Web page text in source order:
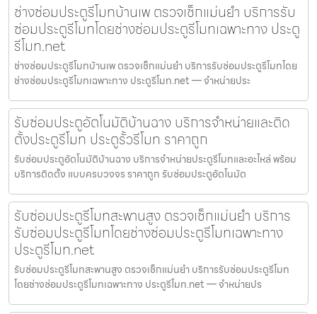
ช่างซ่อมประตูรีโมทบ้านเพ ตรวจเช็กแม่นยำ บริการรับ
ซ่อมประตูรีโมทโดยช่างซ่อมประตูรีโมทเฉพาะทาง ประตู
รีโมท.net
ช่างซ่อมประตูรีโมทบ้านเพ ตรวจเช็กแม่นยำ บริการรับซ่อมประตูรีโมทโดย
ช่างซ่อมประตูรีโมทเฉพาะทาง ประตูรีโมท.net — จำหน่ายประ
รับซ่อมประตูอัตโนมัติบ้านฉาง บริการจำหน่ายและติด
ตั้งประตูรีโมท ประตูรั้วรีโมท ราคาถูก
รับซ่อมประตูอัตโนมัติบ้านฉาง บริการจำหน่ายประตูรีโมทและอะไหล่ พร้อม
บริการติดตั้ง แบบครบวงจร ราคาถูก รับซ่อมประตูอัตโนมัต
รับซ่อมประตูรีโมทสะพานสูง ตรวจเช็กแม่นยำ บริการ
รับซ่อมประตูรีโมทโดยช่างซ่อมประตูรีโมทเฉพาะทาง
ประตูรีโมท.net
รับซ่อมประตูรีโมทสะพานสูง ตรวจเช็กแม่นยำ บริการรับซ่อมประตูรีโมท
โดยช่างซ่อมประตูรีโมทเฉพาะทาง ประตูรีโมท.net — จำหน่ายปร